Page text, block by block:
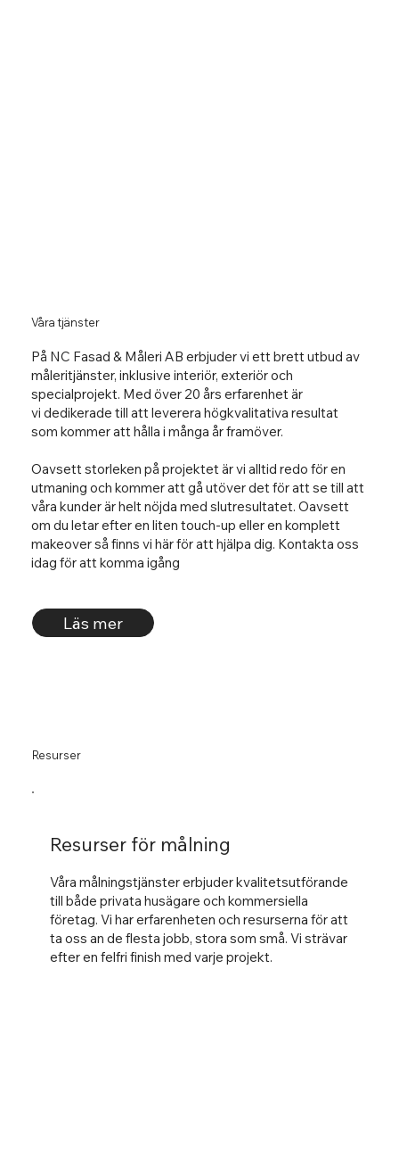
Våra tjänster
På NC Fasad & Måleri AB erbjuder vi ett brett utbud av
måleritjänster, inklusive interiör, exteriör och
specialprojekt. Med över 20 års erfarenhet är
vi dedikerade till att leverera högkvalitativa resultat
som kommer att hålla i många år framöver.
Oavsett storleken på projektet är vi alltid redo för en
utmaning och kommer att gå utöver det för att se till att
våra kunder är helt nöjda med slutresultatet. Oavsett
om du letar efter en liten touch-up eller en komplett
makeover så finns vi här för att hjälpa dig. Kontakta oss
idag för att komma igång
Läs mer
Våra målningstjänster erbjuder kvalitetsutförande
till både privata husägare och kommersiella
företag. Vi har erfarenheten och resurserna för att
ta oss an de flesta jobb, stora som små. Vi strävar
efter en felfri finish med varje projekt.
Resurser för målning
Resurser